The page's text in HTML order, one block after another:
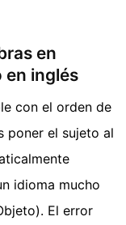
en
en inglés
con el orden de
poner el sujeto al
idioma mucho
El error